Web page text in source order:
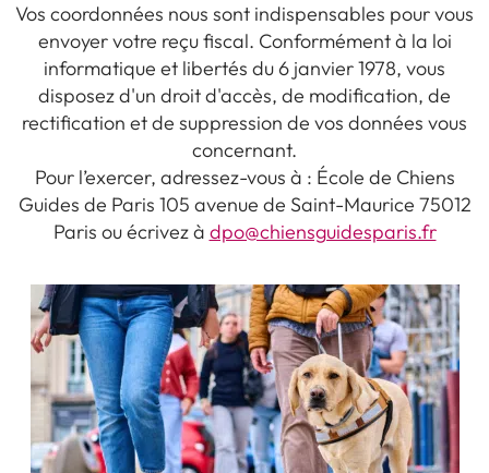
Vos coordonnées nous sont indispensables pour vous
envoyer votre reçu fiscal. Conformément à la loi
informatique et libertés du 6 janvier 1978, vous
disposez d'un droit d'accès, de modification, de
rectification et de suppression de vos données vous
concernant.
Pour l’exercer, adressez-vous à : École de Chiens
Guides de Paris 105 avenue de Saint-Maurice 75012
Paris ou écrivez à dpo@chiensguidesparis.fr